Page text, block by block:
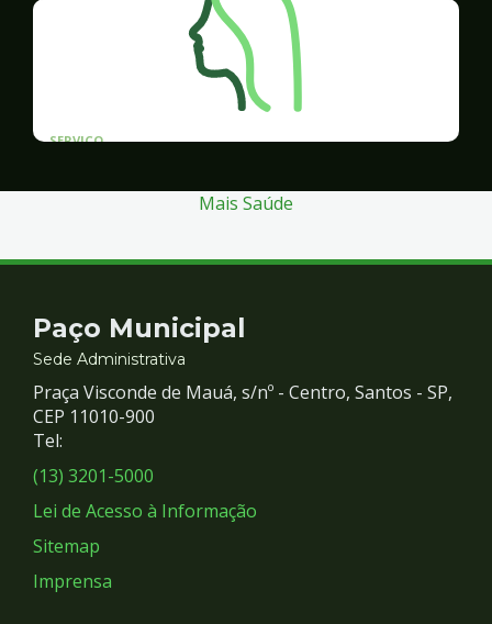
SERVICO
Mais Saúde
Contato
e
Redes
Sociais
Paço Municipal
Sede Administrativa
Praça Visconde de Mauá, s/nº - Centro, Santos - SP,
CEP 11010-900
Tel:
(13) 3201-5000
Lei de Acesso à Informação
Sitemap
Imprensa